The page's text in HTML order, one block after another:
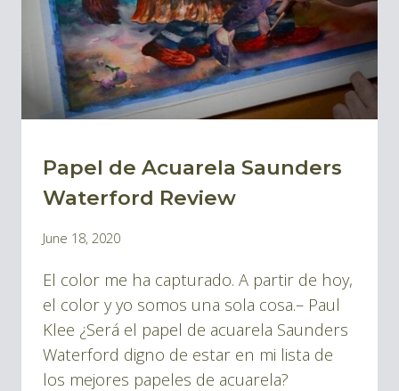
TAN
DIFERENTE?
BLOG
|
ACUARELAS
Papel de Acuarela Saunders
Waterford Review
By
Montes
June 18, 2020
El color me ha capturado. A partir de hoy,
el color y yo somos una sola cosa.– Paul
Klee ¿Será el papel de acuarela Saunders
Waterford digno de estar en mi lista de
los mejores papeles de acuarela?